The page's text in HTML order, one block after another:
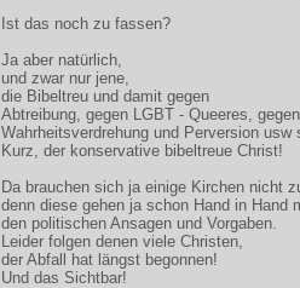
Ist das noch zu fassen?
Ja aber natürlich,
und zwar nur jene,
die Bibeltreu und damit gegen
Abtreibung, gegen LGBT - Queeres, gegen
Wahrheitsverdrehung und Perversion usw
Kurz, der konservative bibeltreue Christ!
Da brauchen sich ja einige Kirchen nicht
denn diese gehen ja schon Hand in Hand
den politischen Ansagen und Vorgaben.
Leider folgen denen viele Christen,
der Abfall hat längst begonnen!
Und das Sichtbar!